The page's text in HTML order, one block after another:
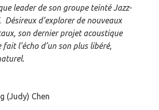
leader de son groupe teinté Jazz-
Désireux d’explorer de nouveaux
son dernier projet acoustique
fait l’écho d’un son plus libéré,
(Judy) Chen